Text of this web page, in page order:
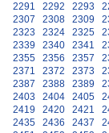
2291
2292 2293
2307
2308 2309
2323
2324 2325
2339
2340 2341
2355
2356 2357
2371
2372 2373
2387
2388 2389
2403
2404 2405
2419
2420 2421
2435
2436 2437